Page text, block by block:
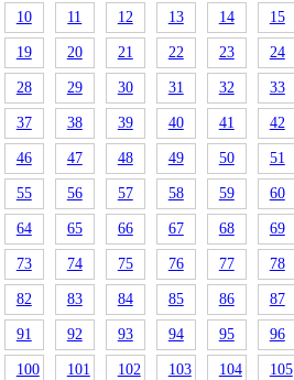
10 11 12 13 14 15
19 20 21 22 23 24
28 29 30 31 32 33
37 38 39 40 41 42
46 47 48 49 50 51
55 56 57 58 59 60
64 65 66 67 68 69
73 74 75 76 77 78
82 83 84 85 86 87
91 92 93 94 95 96
100 101 102 103 104 105